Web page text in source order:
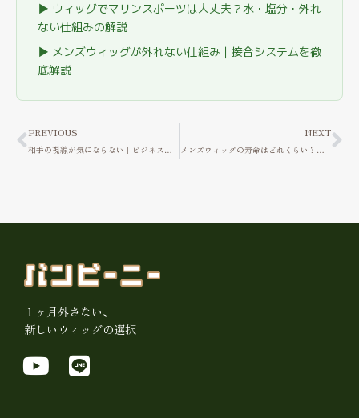
▶ ウィッグでマリンスポーツは大丈夫？水・塩分・外れ
ない仕組みの解説
▶ メンズウィッグが外れない仕組み｜接合システムを徹
底解説
Prev
PREVIOUS
相手の視線が気にならない｜ビジネスマンが「髪」に投資すべき理由
NEXT
メンズウィッグの寿命はどれくらい？交換時期の目安と長持ちのコツ
１ヶ月外さない、
新しいウィッグの選択
Y L